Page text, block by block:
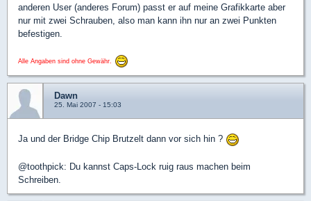
anderen User (anderes Forum) passt er auf meine Grafikkarte aber
nur mit zwei Schrauben, also man kann ihn nur an zwei Punkten
befestigen.
Alle Angaben sind ohne Gewähr.
Dawn
25. Mai 2007 - 15:03
Ja und der Bridge Chip Brutzelt dann vor sich hin ?
@toothpick: Du kannst Caps-Lock ruig raus machen beim
Schreiben.